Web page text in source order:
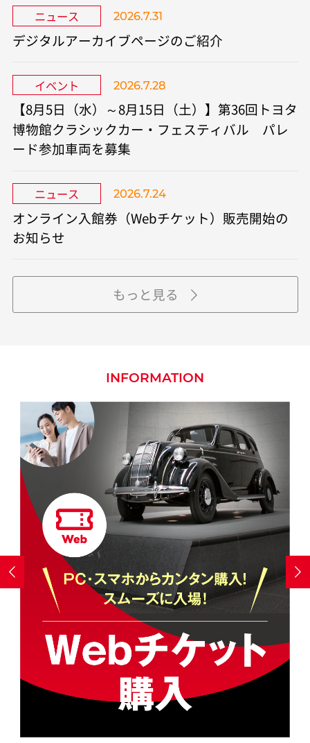
ニュース 2026.7.31
デジタルアーカイブページのご紹介
イベント 2026.7.28
【8月5日（水）～8月15日（土）】第36回トヨタ
博物館クラシックカー・フェスティバル パレ
ード参加車両を募集
ニュース 2026.7.24
オンライン入館券（Webチケット）販売開始の
お知らせ
もっと見る
INFORMATION
 